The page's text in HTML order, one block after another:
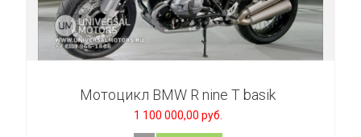
Мотоцикл BMW R nine T basik
1 100 000,00 руб.